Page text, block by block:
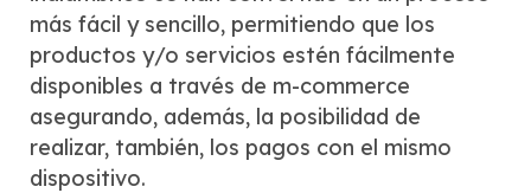
más fácil y sencillo, permitiendo que los
productos y/o servicios estén fácilmente
disponibles a través de m-commerce
asegurando, además, la posibilidad de
realizar, también, los pagos con el mismo
dispositivo.